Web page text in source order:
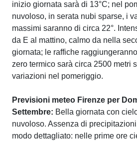
inizio giornata sarà di 13°C; nel
nuvoloso, in serata nubi sparse, i
massimi saranno di circa 22°.
da E al mattino, calmo da nella
giornata; le raffiche
zero termico sarà circa 2500 metri
variazioni nel pomeriggio.
Previsioni meteo Firenze per
Settembre: Bella giornata con
nuvoloso. Assenza di
modo dettagliato: nelle prime ore